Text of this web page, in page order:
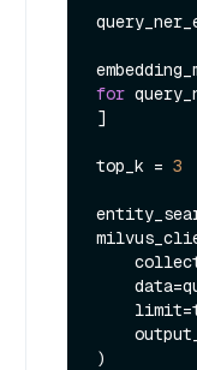
for
]
top_k = 3
)